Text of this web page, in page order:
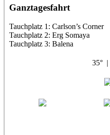
Ganztagesfahrt
Tauchplatz 1: Carlson’s Corner
Tauchplatz 2: Erg Somaya
Tauchplatz 3: Balena
35° |